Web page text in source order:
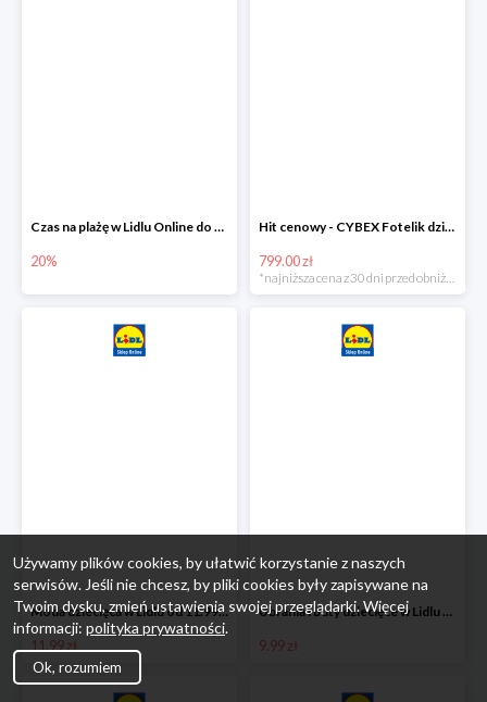
Czas na plażę w Lidlu Online do -20%
20%
Hit cenowy - CYBEX Fotelik dziecięcy samochodowy Pallasfix grupa I-III, 9-36 kg
799.00 zł
Moda dziecięca w Lidlu od 11.99 zł
11.99 zł
Ubrania i buty dziecięce w Lidlu Online od 9,99 zł
9.99 zł
Używamy plików cookies, by ułatwić korzystanie z naszych
serwisów. Jeśli nie chcesz, by pliki cookies były zapisywane na
Twoim dysku, zmień ustawienia swojej przeglądarki. Więcej
informacji: polityka prywatności.
Ok, rozumiem